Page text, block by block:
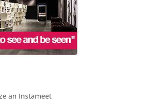
an Instameet